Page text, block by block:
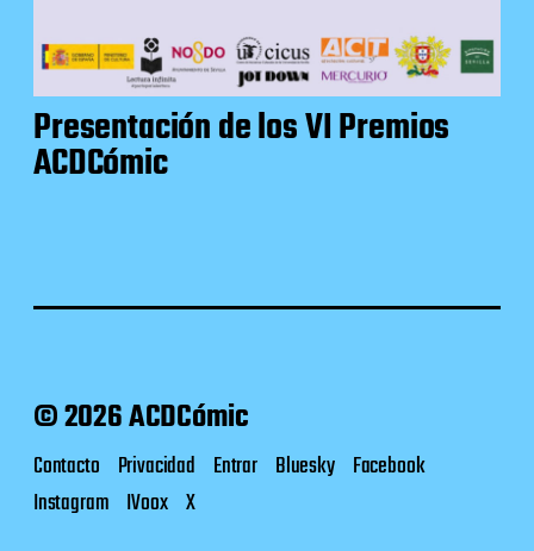
Presentación de los VI Premios
ACDCómic
© 2026 ACDCómic
Contacto Privacidad Entrar Bluesky Facebook
Instagram IVoox X